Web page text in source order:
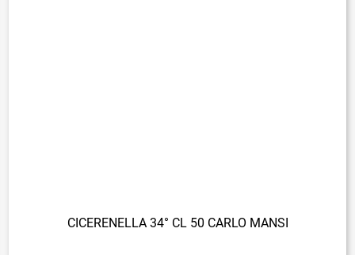
CICERENELLA 34° CL 50 CARLO MANSI